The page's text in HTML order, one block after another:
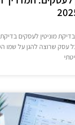
מוניטין לעסקים בדיקת
עסק שרוצה להגן על שמו